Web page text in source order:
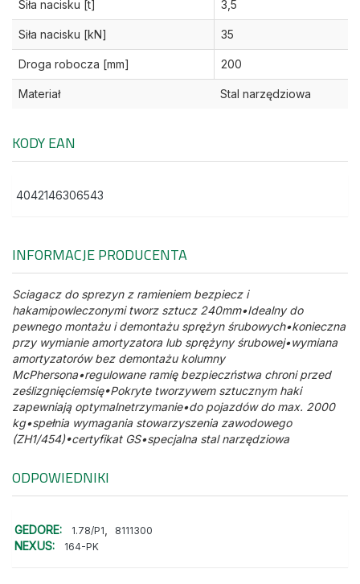
Siła nacisku [t] 3,5
Siła nacisku [kN] 35
Droga robocza [mm] 200
Materiał Stal narzędziowa
KODY EAN
4042146306543
INFORMACJE PRODUCENTA
Sciagacz do sprezyn z ramieniem bezpiecz i
hakamipowleczonymi tworz sztucz 240mm•Idealny do
pewnego montażu i demontażu sprężyn śrubowych•konieczna
przy wymianie amortyzatora lub sprężyny śrubowej•wymiana
amortyzatorów bez demontażu kolumny
McPhersona•regulowane ramię bezpieczństwa chroni przed
ześlizgnięciemsię•Pokryte tworzywem sztucznym haki
zapewniają optymalnetrzymanie•do pojazdów do max. 2000
kg•spełnia wymagania stowarzyszenia zawodowego
(ZH1/454)•certyfikat GS•specjalna stal narzędziowa
ODPOWIEDNIKI
GEDORE: 1.78/P1 8111300
NEXUS: 164-PK